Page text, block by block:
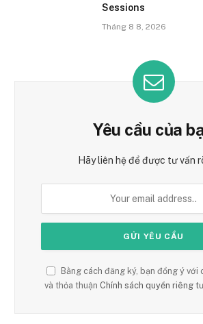
Sessions
Tháng 8 8, 2026
Yêu cầu của
Hãy liên hệ để được tư vấn
Bằng cách đăng ký, bạn đồng ý với
và thỏa thuận Chính sách quyền riêng